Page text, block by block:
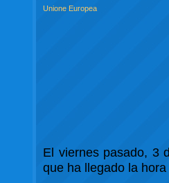
Unione Europea
El viernes pasado, 3
que ha llegado la